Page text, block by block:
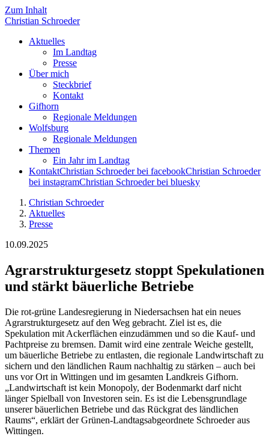
Zum Inhalt
Christian Schroeder
Aktuelles
Im Landtag
Presse
Über mich
Steckbrief
Kontakt
Gifhorn
Regionale Meldungen
Wolfsburg
Regionale Meldungen
Themen
Ein Jahr im Landtag
KontaktChristian Schroeder bei facebookChristian Schroeder
bei instagramChristian Schroeder bei bluesky
Christian Schroeder
Aktuelles
Presse
10.09.2025
Agrarstrukturgesetz stoppt Spekulationen
und stärkt bäuerliche Betriebe
Die rot-grüne Landesregierung in Niedersachsen hat ein neues
Agrarstrukturgesetz auf den Weg gebracht. Ziel ist es, die
Spekulation mit Ackerflächen einzudämmen und so die Kauf- und
Pachtpreise zu bremsen. Damit wird eine zentrale Weiche gestellt,
um bäuerliche Betriebe zu entlasten, die regionale Landwirtschaft zu
sichern und den ländlichen Raum nachhaltig zu stärken – auch bei
uns vor Ort in Wittingen und im gesamten Landkreis Gifhorn.
„Landwirtschaft ist kein Monopoly, der Bodenmarkt darf nicht
länger Spielball von Investoren sein. Es ist die Lebensgrundlage
unserer bäuerlichen Betriebe und das Rückgrat des ländlichen
Raums“, erklärt der Grünen-Landtagsabgeordnete Schroeder aus
Wittingen.